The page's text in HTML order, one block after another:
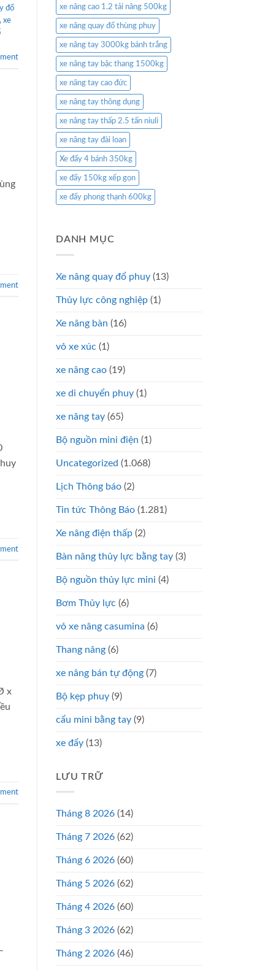
đổ
, xe
x
xe nâng cao 1.2 tải nâng 500kg
xe nâng quay đổ thùng phuy
xe nâng tay 3000kg bánh trắng
xe nâng tay bậc thang 1500kg
xe nâng tay cao đức
xe nâng tay thông dụng
xe nâng tay thấp 2.5 tấn niuli
xe nâng tay đài loan
Xe đẩy 4 bánh 350kg
xe đẩy 150kg xếp gọn
xe đẩy phong thạnh 600kg
DANH MỤC
Xe nâng quay đổ phuy (13)
Thủy lực công nghiệp (1)
Xe nâng bàn (16)
vỏ xe xúc (1)
xe nâng cao (19)
xe di chuyển phuy (1)
xe nâng tay (65)
Bộ nguồn mini điện (1)
Uncategorized (1.068)
Lịch Thông báo (2)
Tin tức Thông Báo (1.281)
Xe nâng điện thấp (2)
Bàn nâng thủy lực bằng tay (3)
Bộ nguồn thủy lực mini (4)
Bơm Thủy lực (6)
vỏ xe nâng casumina (6)
Thang nâng (6)
xe nâng bán tự động (7)
Bộ kẹp phuy (9)
cẩu mini bằng tay (9)
xe đẩy (13)
LƯU TRỮ
Tháng 8 2026 (14)
Tháng 7 2026 (62)
Tháng 6 2026 (60)
Tháng 5 2026 (62)
Tháng 4 2026 (60)
Tháng 3 2026 (62)
Tháng 2 2026 (46)